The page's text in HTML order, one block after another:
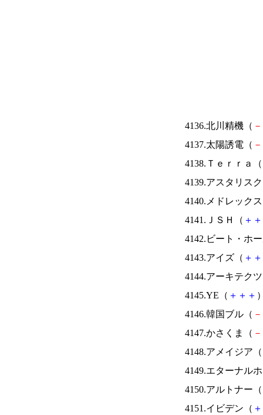
4136.北川精機（ －
4137.太陽誘電（ －
4138.Ｔｅｒｒａ（
4139.アスタリス
4140.メドレック
4141.ＪＳＨ（ ＋ ＋
4142.ビート・ホ
4143.アイズ（ ＋ ＋
4144.アーキテク
4145.YE（ ＋ ＋ ＋
4146.韓国ブル（ －
4147.かさくま（ －
4148.アメイジア（
4149.エターナル
4150.アルトナー（
4151.イビデン（ ＋